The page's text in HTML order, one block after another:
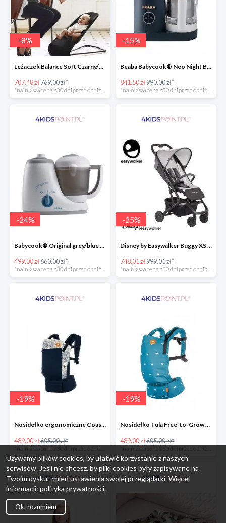
-8%
Leżaczek Balance Soft Czarny/Ciemnoszary + Zabawka BabyBjorn
707.48 zł769.00 zł*
*najniższa cena z 30 dni przed obniżką
-15%
Beaba Babycook® Neo Night Blue
841.50 zł990.00 zł*
*najniższa cena z 30 dni przed obniżką
-24%
Babycook® Original grey/blue Beaba
499.00 zł660.00 zł*
*najniższa cena z 30 dni przed obniżką
-25%
Disney by Easywalker Buggy XS Wózek spacerowy z osłonką przeciwdeszczową Mickey Shield
748.01 zł999.01 zł*
*najniższa cena z 30 dni przed obniżką
-19%
Nosidełko ergonomiczne Coast Navigator Tula
489.00 zł605.00 zł*
-19%
Nosidełko Tula Free-to-Grow Playdate Tula
489.00 zł605.00 zł*
Używamy plików cookies, by ułatwić korzystanie z naszych
serwisów. Jeśli nie chcesz, by pliki cookies były zapisywane na
Twoim dysku, zmień ustawienia swojej przeglądarki. Więcej
informacji: polityka prywatności.
Ok, rozumiem